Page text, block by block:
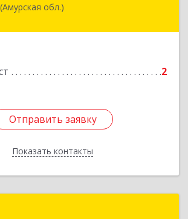
обл.)
2
Отправить заявку
Показать контакты
обл, Благовещенск г, Зейская
Отправить заявку
Назад